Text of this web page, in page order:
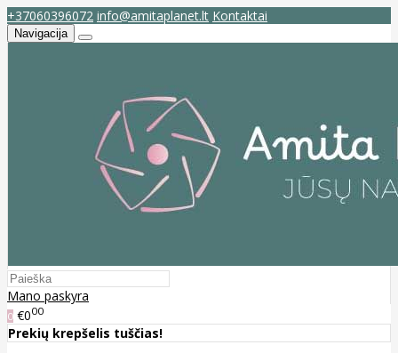
+37060396072 info@amitaplanet.lt Kontaktai
Navigacija
Mano paskyra
0 €000
Prekių krepšelis tuščias!